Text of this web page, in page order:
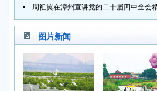
图片新闻